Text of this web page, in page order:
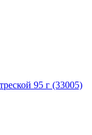
95 г (33005)